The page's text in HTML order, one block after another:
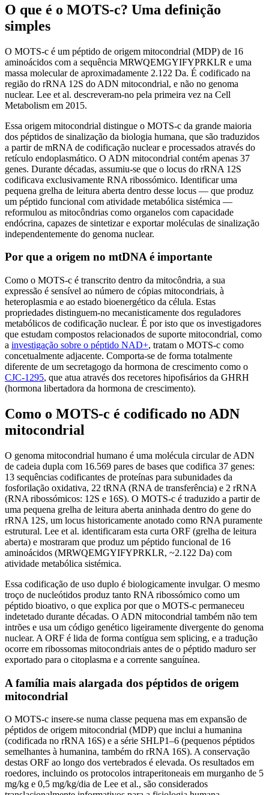
O que é o MOTS-c? Uma definição
simples
O MOTS-c é um péptido de origem mitocondrial (MDP) de 16
aminoácidos com a sequência MRWQEMGYIFYPRKLR e uma
massa molecular de aproximadamente 2.122 Da. É codificado na
região do rRNA 12S do ADN mitocondrial, e não no genoma
nuclear. Lee et al. descreveram-no pela primeira vez na Cell
Metabolism em 2015.
Essa origem mitocondrial distingue o MOTS-c da grande maioria
dos péptidos de sinalização da biologia humana, que são traduzidos
a partir de mRNA de codificação nuclear e processados através do
retículo endoplasmático. O ADN mitocondrial contém apenas 37
genes. Durante décadas, assumiu-se que o locus do rRNA 12S
codificava exclusivamente RNA ribossómico. Identificar uma
pequena grelha de leitura aberta dentro desse locus — que produz
um péptido funcional com atividade metabólica sistémica —
reformulou as mitocôndrias como organelos com capacidade
endócrina, capazes de sintetizar e exportar moléculas de sinalização
independentemente do genoma nuclear.
Por que a origem no mtDNA é importante
Como o MOTS-c é transcrito dentro da mitocôndria, a sua
expressão é sensível ao número de cópias mitocondriais, à
heteroplasmia e ao estado bioenergético da célula. Estas
propriedades distinguem-no mecanisticamente dos reguladores
metabólicos de codificação nuclear. É por isto que os investigadores
que estudam compostos relacionados de suporte mitocondrial, como
a investigação sobre o péptido NAD+, tratam o MOTS-c como
concetualmente adjacente. Comporta-se de forma totalmente
diferente de um secretagogo da hormona de crescimento como o
CJC-1295, que atua através dos recetores hipofisários da GHRH
(hormona libertadora da hormona de crescimento).
Como o MOTS-c é codificado no ADN
mitocondrial
O genoma mitocondrial humano é uma molécula circular de ADN
de cadeia dupla com 16.569 pares de bases que codifica 37 genes:
13 sequências codificantes de proteínas para subunidades da
fosforilação oxidativa, 22 tRNA (RNA de transferência) e 2 rRNA
(RNA ribossómicos: 12S e 16S). O MOTS-c é traduzido a partir de
uma pequena grelha de leitura aberta aninhada dentro do gene do
rRNA 12S, um locus historicamente anotado como RNA puramente
estrutural. Lee et al. identificaram esta curta ORF (grelha de leitura
aberta) e mostraram que produz um péptido funcional de 16
aminoácidos (MRWQEMGYIFYPRKLR, ~2.122 Da) com
atividade metabólica sistémica.
Essa codificação de uso duplo é biologicamente invulgar. O mesmo
troço de nucleótidos produz tanto RNA ribossómico como um
péptido bioativo, o que explica por que o MOTS-c permaneceu
indetetado durante décadas. O ADN mitocondrial também não tem
intrões e usa um código genético ligeiramente divergente do genoma
nuclear. A ORF é lida de forma contígua sem splicing, e a tradução
ocorre em ribossomas mitocondriais antes de o péptido maduro ser
exportado para o citoplasma e a corrente sanguínea.
A família mais alargada dos péptidos de origem
mitocondrial
O MOTS-c insere-se numa classe pequena mas em expansão de
péptidos de origem mitocondrial (MDP) que inclui a humanina
(codificada no rRNA 16S) e a série SHLP1–6 (pequenos péptidos
semelhantes à humanina, também do rRNA 16S). A conservação
destas ORF ao longo dos vertebrados é elevada. Os resultados em
roedores, incluindo os protocolos intraperitoneais em murganho de 5
mg/kg e 0,5 mg/kg/dia de Lee et al., são considerados